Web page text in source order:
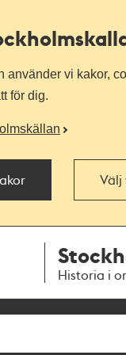
använder vi kakor,
för dig.
Välj
Historia i